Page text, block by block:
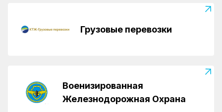
Грузовые перевозки
Военизированная
Железнодорожная Охрана